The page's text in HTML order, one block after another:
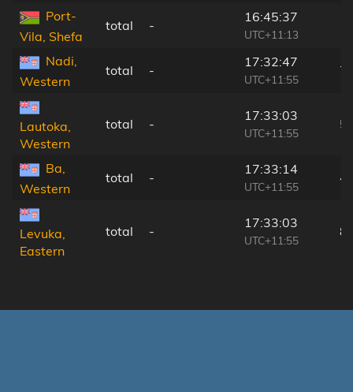
Port-
Vila, Shefa
total -
16:45:37
UTC+11:13
Nadi,
Western
total -
17:32:47
UTC+11:55
Lautoka,
Western
total -
17:33:03
UTC+11:55
Ba,
Western
total -
17:33:14
UTC+11:55
Levuka,
Eastern
total -
17:33:03
UTC+11:55